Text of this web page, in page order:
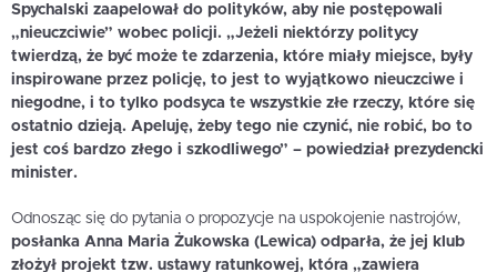
Spychalski zaapelował do polityków, aby nie postępowali
„nieuczciwie” wobec policji. „Jeżeli niektórzy politycy
twierdzą, że być może te zdarzenia, które miały miejsce, były
inspirowane przez policję, to jest to wyjątkowo nieuczciwe i
niegodne, i to tylko podsyca te wszystkie złe rzeczy, które się
ostatnio dzieją. Apeluję, żeby tego nie czynić, nie robić, bo to
jest coś bardzo złego i szkodliwego” – powiedział prezydencki
minister.
Odnosząc się do pytania o propozycje na uspokojenie nastrojów,
posłanka Anna Maria Żukowska (Lewica) odparła, że jej klub
złożył projekt tzw. ustawy ratunkowej, która „zawiera